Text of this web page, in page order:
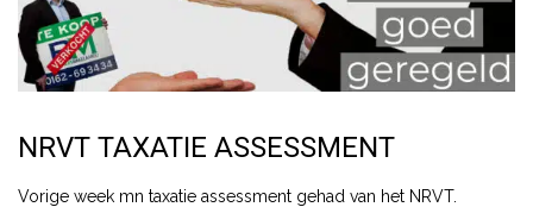
NRVT TAXATIE ASSESSMENT
Vorige week mn taxatie assessment gehad van het NRVT.